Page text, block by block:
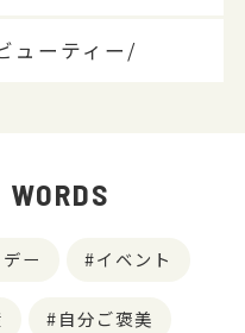
ューティー/
ー イベント
自分ご褒美